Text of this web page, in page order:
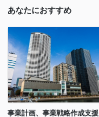
あなたにおすすめ
事業計画、事業戦略作成支援